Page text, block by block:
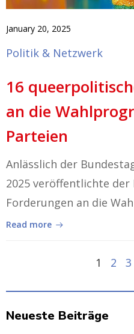
January 20, 2025
Politik & Netzwerk
16
an die
Parteien
Anlässlich der
2025 veröffentlichte der
Forderungen an die
Read more
Page
1 Page
2 3
Neueste Beiträge